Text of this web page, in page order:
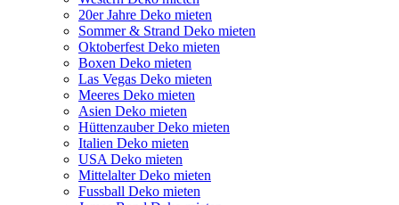
20er Jahre Deko mieten
Sommer & Strand Deko mieten
Oktoberfest Deko mieten
Boxen Deko mieten
Las Vegas Deko mieten
Meeres Deko mieten
Asien Deko mieten
Hüttenzauber Deko mieten
Italien Deko mieten
USA Deko mieten
Mittelalter Deko mieten
Fussball Deko mieten